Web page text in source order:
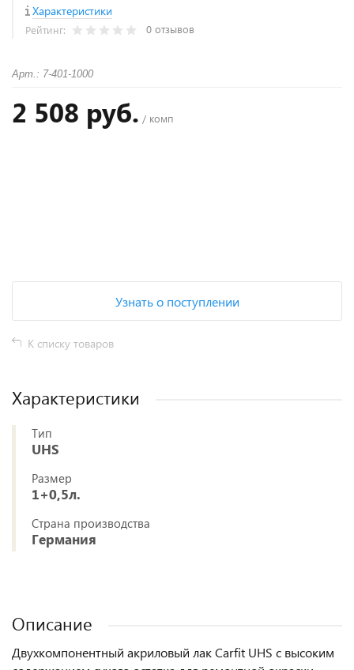
Характеристики
Рейтинг: 0 отзывов
Арт.: 7-401-1000
2 508 руб. / комп
Узнать о поступлении
К списку товаров
Характеристики
Тип
UHS
Размер
1+0,5л.
Страна производства
Германия
Описание
Двухкомпонентный акриловый лак Carfit UHS с высоким